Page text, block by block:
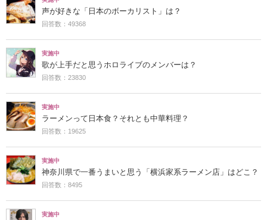
声が好きな「日本のボーカリスト」は？
回答数：49368
実施中
歌が上手だと思うホロライブのメンバーは？
回答数：23830
実施中
ラーメンって日本食？それとも中華料理？
回答数：19625
実施中
神奈川県で一番うまいと思う「横浜家系ラーメン店」はどこ？
回答数：8495
実施中